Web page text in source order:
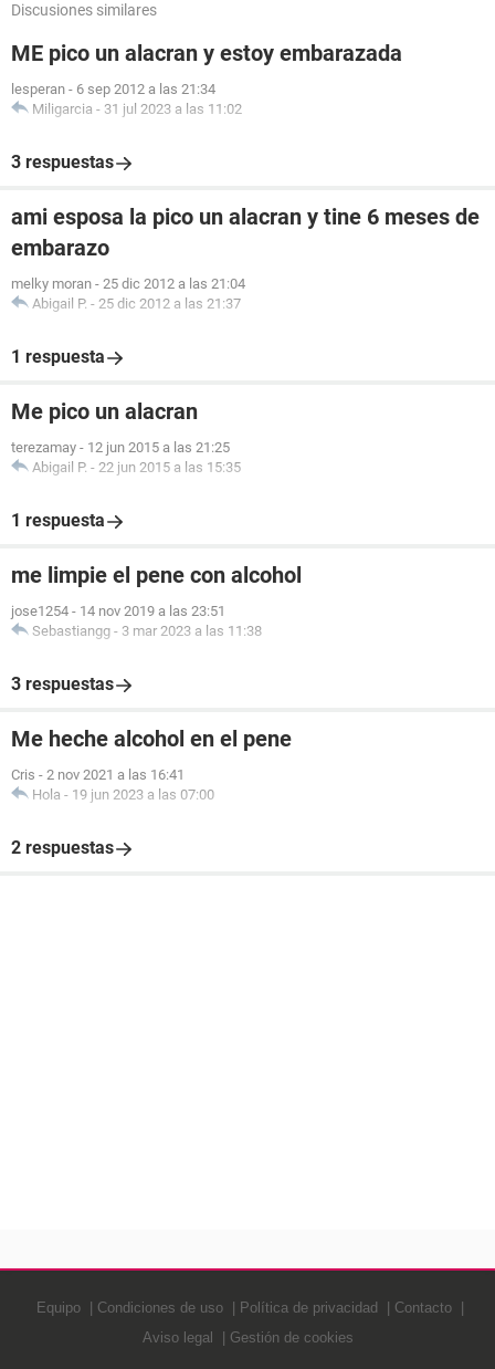
Discusiones similares
ME pico un alacran y estoy embarazada
lesperan - 6 sep 2012 a las 21:34
Miligarcia - 31 jul 2023 a las 11:02
3 respuestas
ami esposa la pico un alacran y tine 6 meses de
embarazo
melky moran - 25 dic 2012 a las 21:04
Abigail P. - 25 dic 2012 a las 21:37
1 respuesta
Me pico un alacran
terezamay - 12 jun 2015 a las 21:25
Abigail P. - 22 jun 2015 a las 15:35
1 respuesta
me limpie el pene con alcohol
jose1254 - 14 nov 2019 a las 23:51
Sebastiangg - 3 mar 2023 a las 11:38
3 respuestas
Me heche alcohol en el pene
Cris - 2 nov 2021 a las 16:41
Hola - 19 jun 2023 a las 07:00
2 respuestas
Equipo Condiciones de uso Política de privacidad
Contacto
Aviso legal
Gestión de cookies